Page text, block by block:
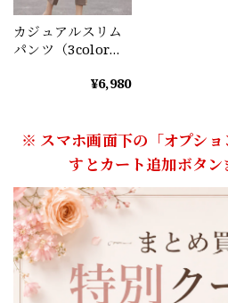
カジュアルスリム
パンツ（3color）
¥6,980
※ スマホ画面下の「オプシ
すとカート追加ボタン